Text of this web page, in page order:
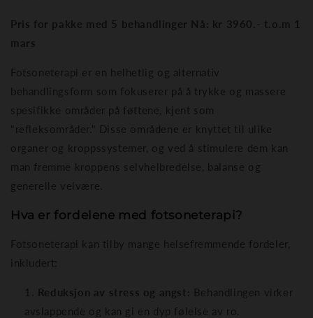
Pris for pakke med 5 behandlinger Nå: kr 3960.- t.o.m 1
mars
Fotsoneterapi er en helhetlig og alternativ
behandlingsform som fokuserer på å trykke og massere
spesifikke områder på føttene, kjent som
"refleksområder." Disse områdene er knyttet til ulike
organer og kroppssystemer, og ved å stimulere dem kan
man fremme kroppens selvhelbredelse, balanse og
generelle velvære.
Hva er fordelene med fotsoneterapi?
Fotsoneterapi kan tilby mange helsefremmende fordeler,
inkludert:
Reduksjon av stress og angst:
Behandlingen virker
avslappende og kan gi en dyp følelse av ro.